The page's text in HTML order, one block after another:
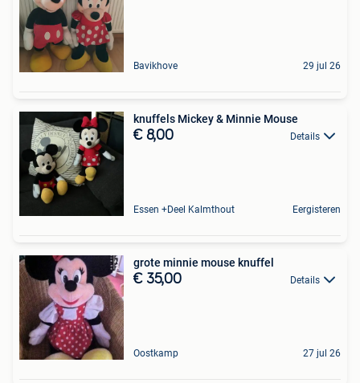
Bavikhove 29 jul 26
knuffels Mickey & Minnie Mouse
€ 8,00 Details
Essen +Deel Kalmthout Eergisteren
grote minnie mouse knuffel
€ 35,00 Details
Oostkamp 27 jul 26